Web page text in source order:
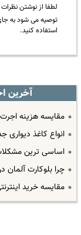
لطفا از نوشتن
توصیه می شود به
استفاده کنید.
آخرین
مقایسه هزینه
انواع کاغذ دیواری
اساسی ترین
چرا بلوکارت آلمان در سال 2024
مقایسه خرید